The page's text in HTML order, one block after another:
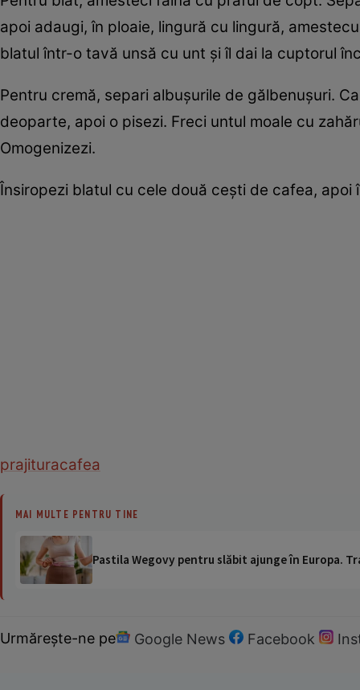
apoi adaugi, în ploaie, lingură cu lingură,
blatul într-o tavă unsă cu unt și îl dai la cuptorul
Pentru cremă, separi albușurile de gălbenușuri.
deoparte, apoi o pisezi. Freci untul moale cu
Omogenizezi.
Însiropezi blatul cu cele două cești de cafea,
prajituracafea
MAI MULTE PENTRU TINE
Pastila Wegovy pentru slăbit ajunge în Europa.
Urmărește-ne pe Google News Facebook